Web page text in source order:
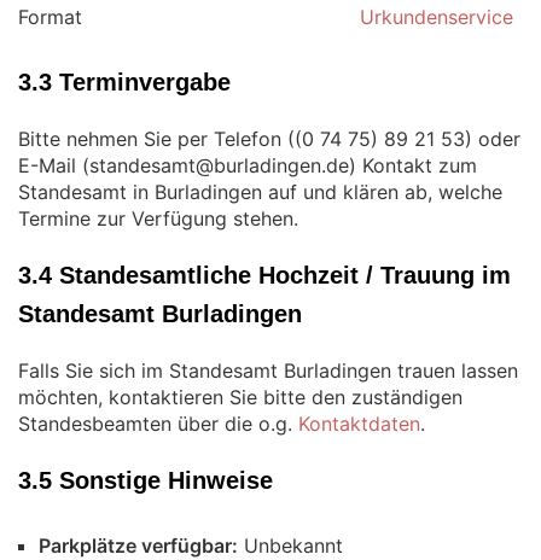
Format Urkundenservice
3.3 Terminvergabe
Bitte nehmen Sie per Telefon (
) oder
E-Mail (
) Kontakt zum
Standesamt in Burladingen auf und klären ab, welche
Termine zur Verfügung stehen.
3.4 Standesamtliche Hochzeit / Trauung im
Standesamt Burladingen
Falls Sie sich im Standesamt Burladingen trauen lassen
möchten, kontaktieren Sie bitte den zuständigen
Standesbeamten über die o.g. Kontaktdaten.
3.5 Sonstige Hinweise
Parkplätze verfügbar: Unbekannt